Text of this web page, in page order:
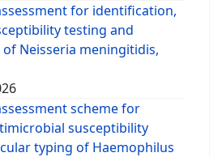
for identification,
testing and
Neisseria meningitidis,
scheme for
susceptibility
typing of Haemophilus